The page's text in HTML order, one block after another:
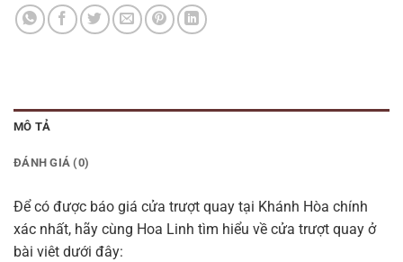
MÔ TẢ
ĐÁNH GIÁ (0)
Để có được báo giá cửa trượt quay tại Khánh Hòa chính
xác nhất, hãy cùng Hoa Linh tìm hiểu về cửa trượt quay ở
bài viêt dưới đây: